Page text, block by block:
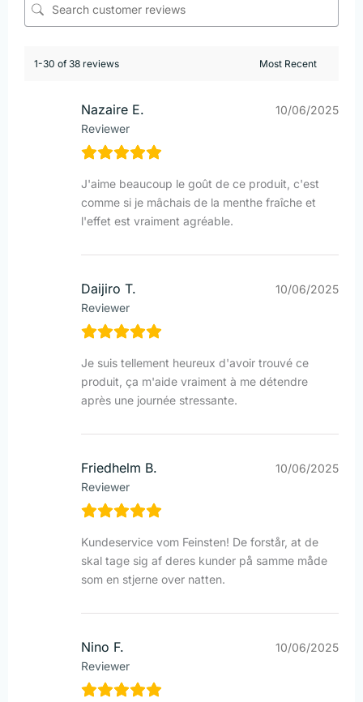
1-30 of 38 reviews
Nazaire E.
Reviewer
10/06/2025
J'aime beaucoup le goût de ce produit, c'est
comme si je mâchais de la menthe fraîche et
l'effet est vraiment agréable.
Daijiro T.
Reviewer
10/06/2025
Je suis tellement heureux d'avoir trouvé ce
produit, ça m'aide vraiment à me détendre
après une journée stressante.
Friedhelm B.
Reviewer
10/06/2025
Kundeservice vom Feinsten! De forstår, at de
skal tage sig af deres kunder på samme måde
som en stjerne over natten.
Nino F.
Reviewer
10/06/2025